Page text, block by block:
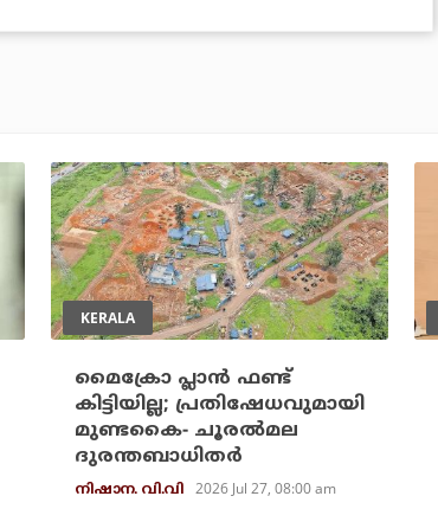
KERALA
മൈക്രോ പ്ലാന്‍ ഫണ്ട്
കിട്ടിയില്ല; പ്രതിഷേധവുമായി
മുണ്ടകൈ- ചൂരല്‍മല
ദുരന്തബാധിതര്‍
നിഷാന. വി.വി 2026 Jul 27, 08:00 am